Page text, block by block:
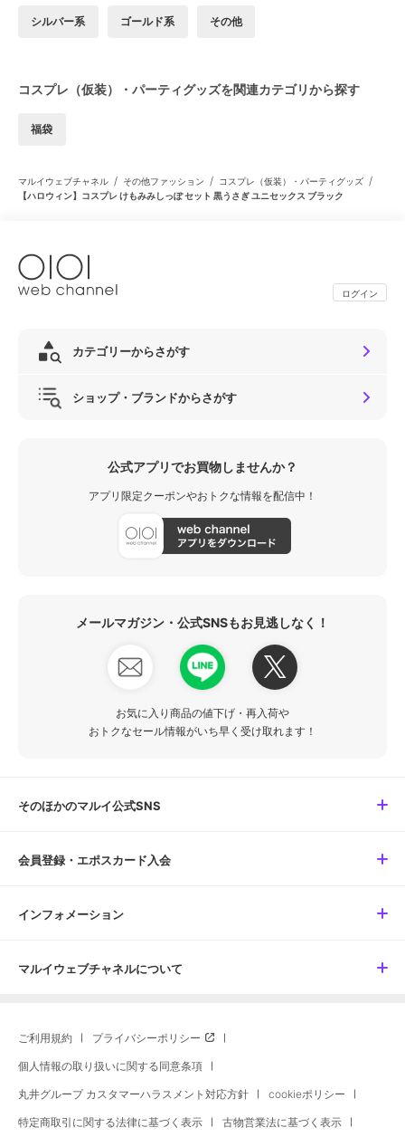
シルバー系 ゴールド系 その他
コスプレ（仮装）・パーティグッズを関連カテゴリから探す
福袋
マルイウェブチャネル / その他ファッション / コスプレ（仮装）・パーティグッズ /
【ハロウィン】コスプレ けもみみしっぽ セット 黒うさぎ ユニセックス ブラック
ログイン
カテゴリーからさがす
ショップ・ブランドからさがす
公式アプリでお買物しませんか？
アプリ限定クーポンやおトクな情報を配信中！
メールマガジン・公式SNSもお見逃しなく！
お気に入り商品の値下げ・再入荷や
おトクなセール情報がいち早く受け取れます！
そのほかのマルイ公式SNS
会員登録・エポスカード入会
インフォメーション
マルイウェブチャネルについて
ご利用規約 プライバシーポリシー
個人情報の取り扱いに関する同意条項
丸井グループ カスタマーハラスメント対応方針 cookieポリシー
特定商取引に関する法律に基づく表示 古物営業法に基づく表示